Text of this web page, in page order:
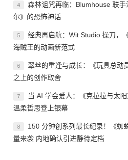
4
森林诅咒再临：Blumhouse 联
尔》的恐怖神话
5
经典再启航：Wit Studio 操刀，
海贼王的动画新范式
6
翠丝的重逢与成长：《玩具总动
之上的创作取舍
7
当 AI 学会爱人：《克拉拉与太
温柔哲思登上银幕
8
150 分钟创系列最长纪录！《蜘
量来袭 内地确认引进静待定档